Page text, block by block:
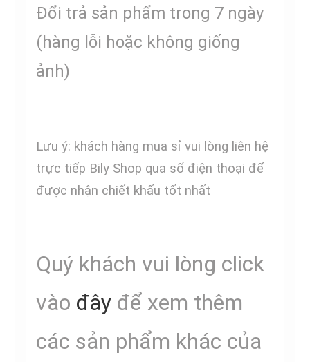
Đổi trả sản phẩm trong 7 ngày
(hàng lỗi hoặc không giống
ảnh)
Lưu ý: khách hàng mua sỉ vui lòng liên hệ
trực tiếp Bily Shop qua số điện thoại để
được nhận chiết khấu tốt nhất
Quý khách vui lòng click
vào đâyđể xem thêm
các sản phẩm khác của